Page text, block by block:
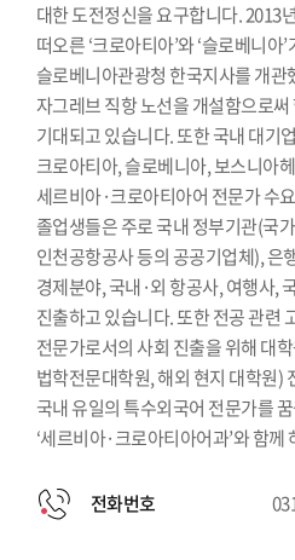
대한 도전정신을 요구합니다. 2013
떠오른 ‘크로아티아’와 ‘슬로베니
슬로베니아관광청 한국지사를 개
자그레브 직항 노선을 개설함으로
기대되고 있습니다. 또한 국내 대기
크로아티아, 슬로베니아, 보스니아
세르비아·크로아티아어 전문가 수
졸업생들은 주로 국내 정부기관(국
인천공항공사 등의 공공기업체), 은
경제분야, 국내·외 항공사, 여행사,
진출하고 있습니다. 또한 전공 관련
전문가로서의 사회 진출을 위해 대
법학전문대학원, 해외 현지 대학원)
국내 유일의 특수외국어 전문가를
‘세르비아·크로아티아어과’와 함께
전화번호